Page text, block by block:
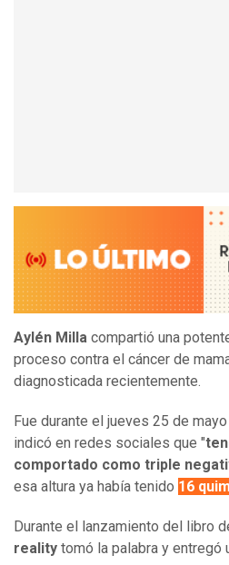
Aylén Milla compartió una
proceso contra el cáncer de
diagnosticada recientemente.
Fue durante el jueves 25 de
indicó en redes sociales que "
comportado como triple
esa altura ya había tenido 16
Durante el lanzamiento del libro
reality tomó la palabra y entregó